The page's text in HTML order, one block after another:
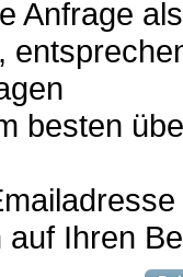
Anfrage
besten
auf Ihren